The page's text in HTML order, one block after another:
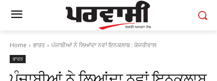
Home ਭਾਰਤ ਪੰਜਾਬੀਆਂ ਨੇ ਲਿਆਂਦਾ ਨਵਾਂ ਇਨਕਲਾਬ : ਕੇਜਰੀਵਾਲ
ਭਾਰਤ